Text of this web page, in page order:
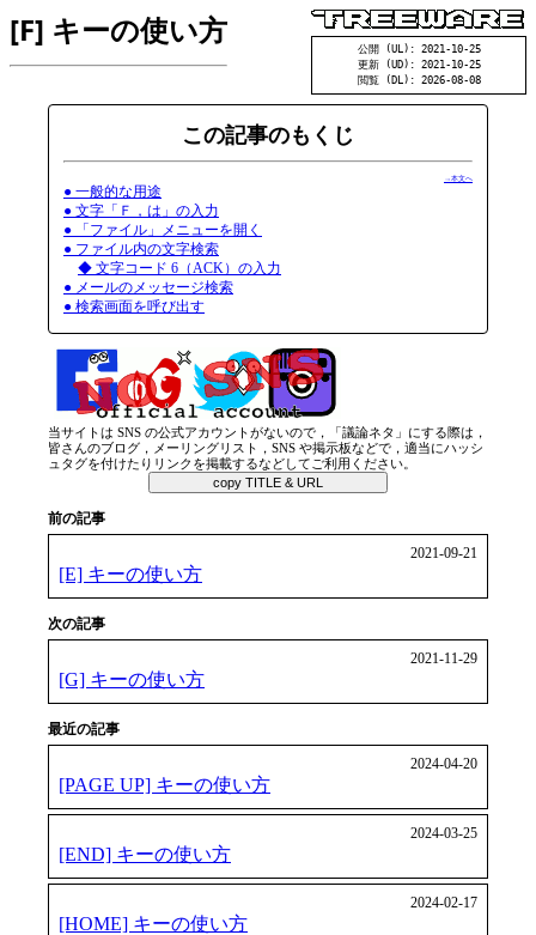
[F] キーの使い方
公開 (UL): 2021-10-25
更新 (UD): 2021-10-25
閲覧 (DL): 2026-08-08
この記事のもくじ
→本文へ
● 一般的な用途
● 文字「Ｆ，は」の入力
● 「ファイル」メニューを開く
● ファイル内の文字検索
◆ 文字コード 6（ACK）の入力
● メールのメッセージ検索
● 検索画面を呼び出す
当サイトは SNS の公式アカウントがないので，「議論ネタ」にする際は，
皆さんのブログ，メーリングリスト，SNS や掲示板などで，適当にハッシ
ュタグを付けたりリンクを掲載するなどしてご利用ください。
copy TITLE & URL
前の記事
2021-09-21
[E] キーの使い方
次の記事
2021-11-29
[G] キーの使い方
最近の記事
2024-04-20
[PAGE UP] キーの使い方
2024-03-25
[END] キーの使い方
2024-02-17
[HOME] キーの使い方